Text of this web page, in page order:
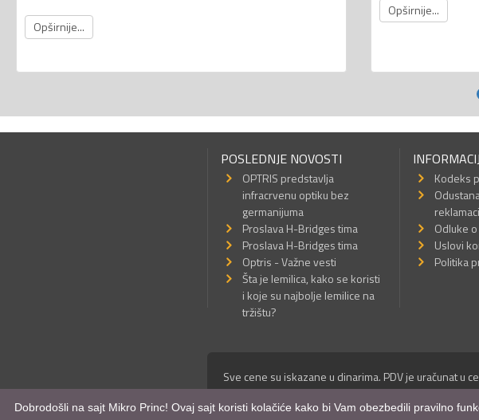
Opširnije...
Opširnije...
POSLEDNJE NOVOSTI
OPTRIS predstavlja
infracrvenu optiku bez
germanijuma
Proslava H-Bridges tima
Proslava H-Bridges tima
Optris - Važne vesti
Šta je lemilica, kako se koristi
i koje su najbolje lemilice na
tržištu?
Kodeks
Odluke
Uslovi
Politika
Sve cene su iskazane u dinarima. PDV je uračunat u
© Mikro Princ 1999 - 2026. Sva prava su zadržana.
Kreirao*nbgcreator |Izdrada Internet prodavnice,
Dobrodošli na sajt Mikro Princ! Ovaj sajt koristi kolačiće kako bi Vam obezbedili pravilno